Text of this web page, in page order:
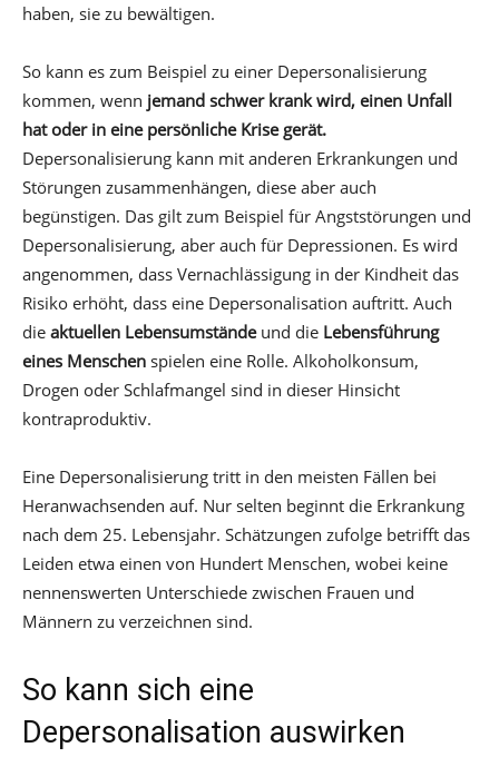
haben, sie zu bewältigen.
So kann es zum Beispiel zu einer Depersonalisierung
kommen, wenn jemand schwer krank wird, einen Unfall
hat oder in eine persönliche Krise gerät.
Depersonalisierung kann mit anderen Erkrankungen und
Störungen zusammenhängen, diese aber auch
begünstigen. Das gilt zum Beispiel für Angststörungen und
Depersonalisierung, aber auch für Depressionen. Es wird
angenommen, dass Vernachlässigung in der Kindheit das
Risiko erhöht, dass eine Depersonalisation auftritt. Auch
die aktuellen Lebensumständeund die Lebensführung
eines Menschen spielen eine Rolle. Alkoholkonsum,
Drogen oder Schlafmangel sind in dieser Hinsicht
kontraproduktiv.
Eine Depersonalisierung tritt in den meisten Fällen bei
Heranwachsenden auf. Nur selten beginnt die Erkrankung
nach dem 25. Lebensjahr. Schätzungen zufolge betrifft das
Leiden etwa einen von Hundert Menschen, wobei keine
nennenswerten Unterschiede zwischen Frauen und
Männern zu verzeichnen sind.
So kann sich eine
Depersonalisation auswirken